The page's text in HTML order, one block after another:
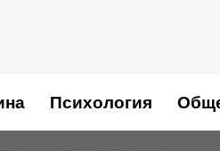
Психология